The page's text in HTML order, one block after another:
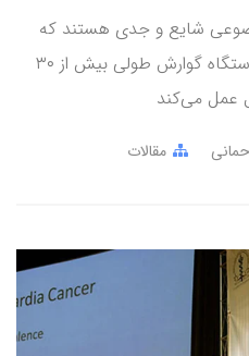
شایع و جدی هستند که
نیازمند توجه ویژه‌ای می‌باشند. دستگاه گوارش طولی بیش از ۳۰
عمل می‌کند
مقالات